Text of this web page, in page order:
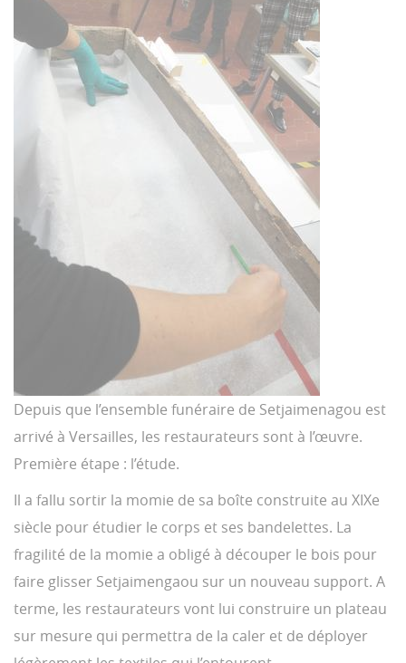
Depuis que l’ensemble funéraire de Setjaimenagou est
arrivé à Versailles, les restaurateurs sont à l’œuvre.
Première étape : l’étude.
Il a fallu sortir la momie de sa boîte construite au XIXe
siècle pour étudier le corps et ses bandelettes. La
fragilité de la momie a obligé à découper le bois pour
faire glisser Setjaimengaou sur un nouveau support. A
terme, les restaurateurs vont lui construire un plateau
sur mesure qui permettra de la caler et de déployer